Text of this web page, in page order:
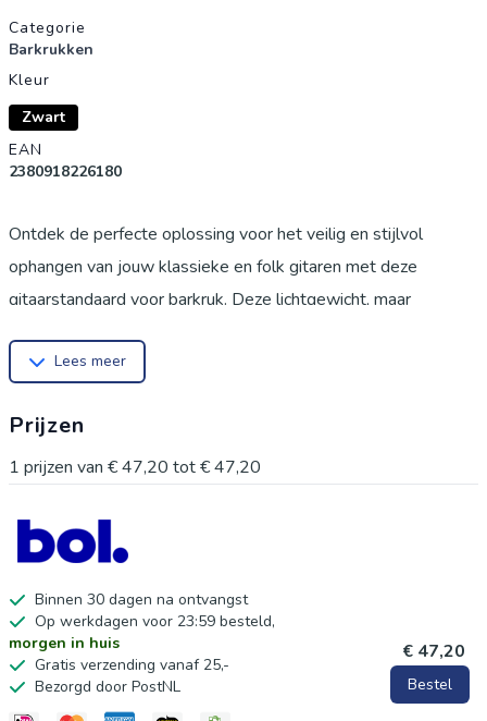
Productgegevens
Categorie
Barkrukken
Kleur
Zwart
EAN
2380918226180
Ontdek de perfecte oplossing voor het veilig en stijlvol
ophangen van jouw klassieke en folk gitaren met deze
gitaarstandaard voor barkruk. Deze lichtgewicht, maar
muzikanten die hun instrumenten altijd binnen handbereik
functioneel, maar ook een aantrekkelijk toevoeging aan je
interieur. Jouw voordelen:
Geschikt voor diverse gitaar soorten: klassiek, folk, elektrisch
en akoestisch.
Lichtgewicht design voor eenvoudig transport.
Hoogwaardige materialen voor duurzaamheid.
Uitgelichte voordelen: Stabiliteit:
De A-frame constructie biedt uitstekende stabiliteit, zodat je
Lees meer
Prijzen
1 prijzen van € 47,20 tot€ 47,20
Binnen 30 dagen na ontvangst
Op werkdagen voor 23:59 besteld,
morgen in huis
Gratis verzending vanaf 25,-
Bezorgd door PostNL
€ 47,20
Bestel